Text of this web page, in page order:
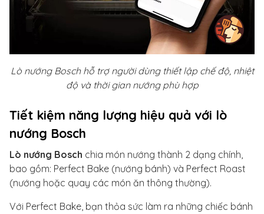
Lò nướng Bosch hỗ trợ người dùng thiết lập chế độ, nhiệt
độ và thời gian nướng phù hợp
Tiết kiệm năng lượng hiệu quả với lò
nướng Bosch
Lò nướng Bosch chia món nướng thành 2 dạng chính,
bao gồm: Perfect Bake (nướng bánh) và Perfect Roast
(nướng hoặc quay các món ăn thông thường).
Với Perfect Bake, bạn thỏa sức làm ra những chiếc bánh